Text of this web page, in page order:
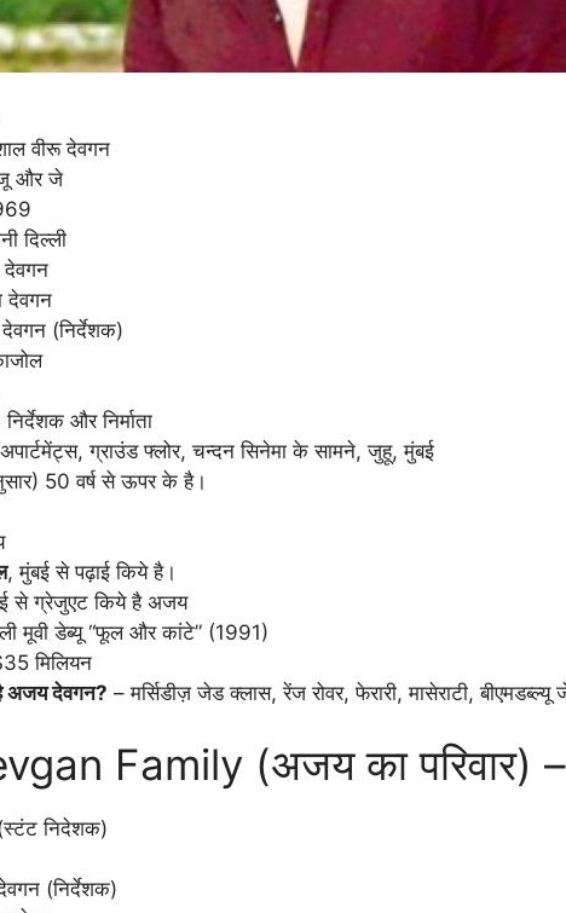
वीरू देवगन
और जे
दिल्‍ली
देवगन
(निर्देशक)
और निर्माता
ग्राउंड फ्लोर, चन्दन सिनेमा के सामने, जुहू, मुंबई
50 वर्ष से ऊपर के है।
, मुंबई से पढ़ाई किये है।
से ग्रेजुएट किये है अजय
मूवी डेब्यू “फूल और कांटे” (1991)
मिलियन
अजय देवगन? – मर्सिडीज़ जेड क्लास, रेंज रोवर, फेरारी, मासेराटी,
Family (अजय का परिवार) –
निदेशक)
(निर्देशक)